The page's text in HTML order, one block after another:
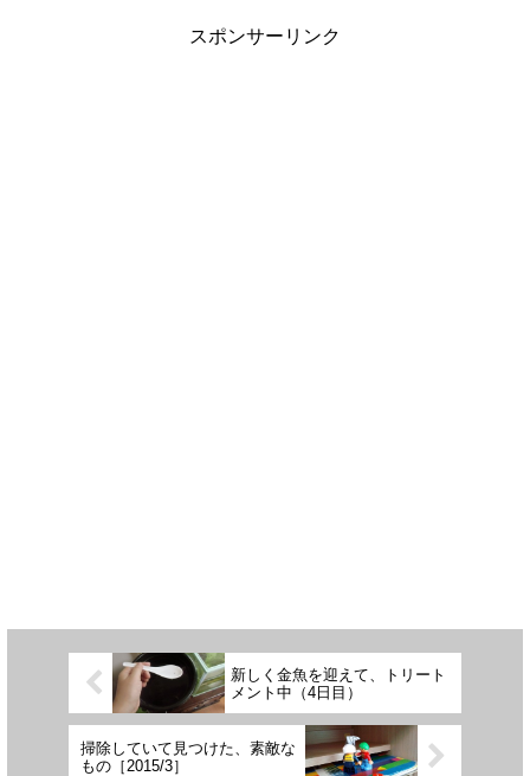
スポンサーリンク
新しく金魚を迎えて、トリート
メント中（4日目）
掃除していて見つけた、素敵な
もの［2015/3］